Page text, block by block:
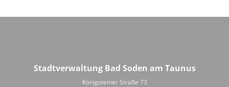
Stadtverwaltung Bad Soden am Taunus
Königsteiner Straße 73